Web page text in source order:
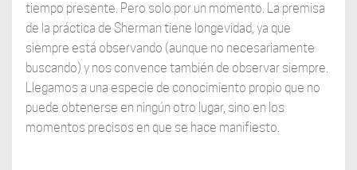
tiempo presente. Pero solo por un momento. La premisa
de la práctica de Sherman tiene longevidad, ya que
siempre está observando (aunque no necesariamente
buscando) y nos convence también de observar siempre.
Llegamos a una especie de conocimiento propio que no
puede obtenerse en ningún otro lugar, sino en los
momentos precisos en que se hace manifiesto.